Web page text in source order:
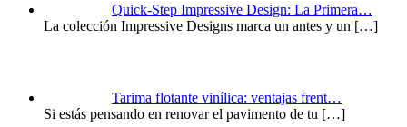
Quick-Step Impressive Design: La Primera…
La colección Impressive Designs marca un antes y un […]
Tarima flotante vinílica: ventajas frent…
Si estás pensando en renovar el pavimento de tu […]